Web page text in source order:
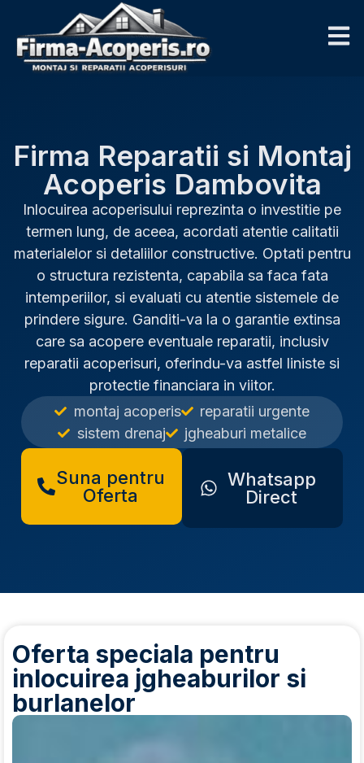
Firma Reparatii si Montaj
Acoperis Dambovita
Inlocuirea acoperisului reprezinta o investitie pe
termen lung, de aceea, acordati atentie calitatii
materialelor si detaliilor constructive. Optati pentru
o structura rezistenta, capabila sa faca fata
intemperiilor, si evaluati cu atentie sistemele de
prindere sigure. Ganditi-va la o garantie extinsa
care sa acopere eventuale reparatii, inclusiv
reparatii acoperisuri, oferindu-va astfel liniste si
protectie financiara in viitor.
montaj acoperis
reparatii urgente
sistem drenaj
jgheaburi metalice
Suna pentru
Oferta
Whatsapp
Direct
Oferta speciala pentru
inlocuirea jgheaburilor si
burlanelor